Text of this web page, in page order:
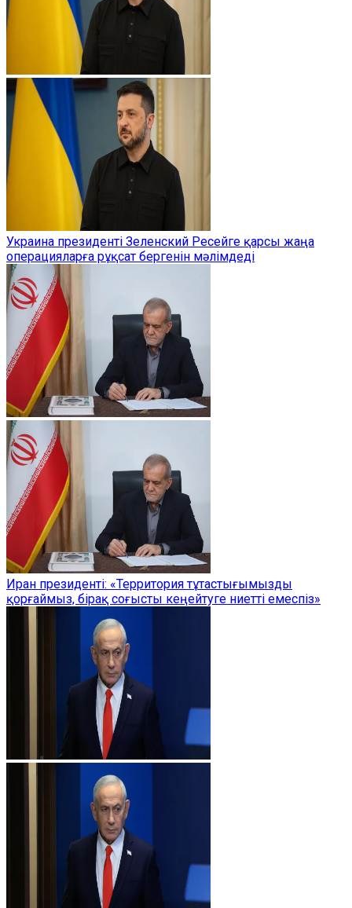
Украина президенті Зеленский Ресейге қарсы жаңа
операцияларға рұқсат бергенін мәлімдеді
Иран президенті: «Территория тұтастығымызды
қорғаймыз, бірақ соғысты кеңейтуге ниетті емеспіз»